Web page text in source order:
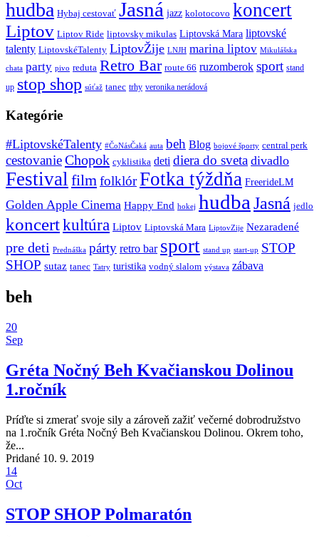
hudba Hybaj cestovať Jasná jazz kolotocovo koncert
Liptov Liptov Ride liptovsky mikulas Liptovská Mara liptovské
talenty LiptovskéTalenty LiptovŽije LNJH marina liptov Mikulášska
chata party pivo reduta Retro Bar route 66 ruzomberok sport stand
up stop shop súťaž tanec trhy veronika nerádová
Kategórie
#LiptovskéTalenty #ČoNásČaká auta beh Blog bojové športy central perk
cestovanieChopok cyklistika deti diera do sveta divadlo
Festival filmfolklórFotka týždňa FreerideLM
Golden Apple Cinema Happy End hokej hudba Jasná jedlo
koncertkultúra Liptov Liptovská Mara LiptovZije Nezaradené
pre deti Prednáška párty retro bar sport stand up start-up STOP
SHOP sutaz tanec Tatry turistika vodný slalom výstava zábava
beh
20
Sep
Gréta Nočný Beh Kvačianskou Dolinou
1.ročník
Príďte si zmerať svoje sily a zároveň zažiť večerné dobrodružstvo
na 1.ročník Gréta Nočný Beh Kvačianskou Dolinou. Okrem toho,
že...
Pridané 10. 9. 2019
14
Oct
STOP SHOP Polmaratón